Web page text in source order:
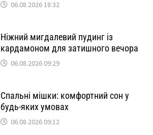
06.08.2026 18:32
Ніжний мигдалевий пудинг із
кардамоном для затишного вечора
06.08.2026 09:29
Спальні мішки: комфортний сон у
будь-яких умовах
06.08.2026 09:12